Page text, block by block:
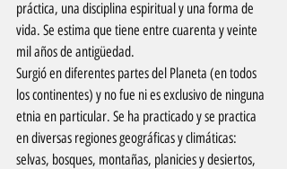
práctica, una disciplina espiritual y una forma de
vida. Se estima que tiene entre cuarenta y veinte
mil años de antigüedad.
Surgió en diferentes partes del Planeta (en todos
los continentes) y no fue ni es exclusivo de ninguna
etnia en particular. Se ha practicado y se practica
en diversas regiones geográficas y climáticas:
selvas, bosques, montañas, planicies y desiertos,